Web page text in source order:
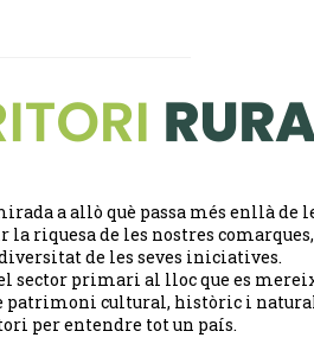
a allò què passa més enllà de
riquesa de les nostres
de les seves iniciatives.
sector primari al lloc que es
patrimoni cultural, històric i
per entendre tot un país.